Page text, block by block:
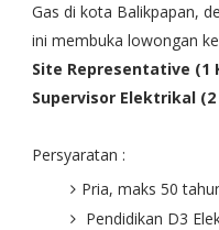
Gas di kota Balikpapan,
ini membuka lowongan
Site Representative (1
Supervisor Elektrikal
Persyaratan :
Pria, maks 50
Pendidikan D3